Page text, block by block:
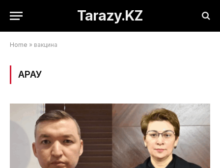
Tarazy.KZ
Home » вакцина
ҚАРАУ